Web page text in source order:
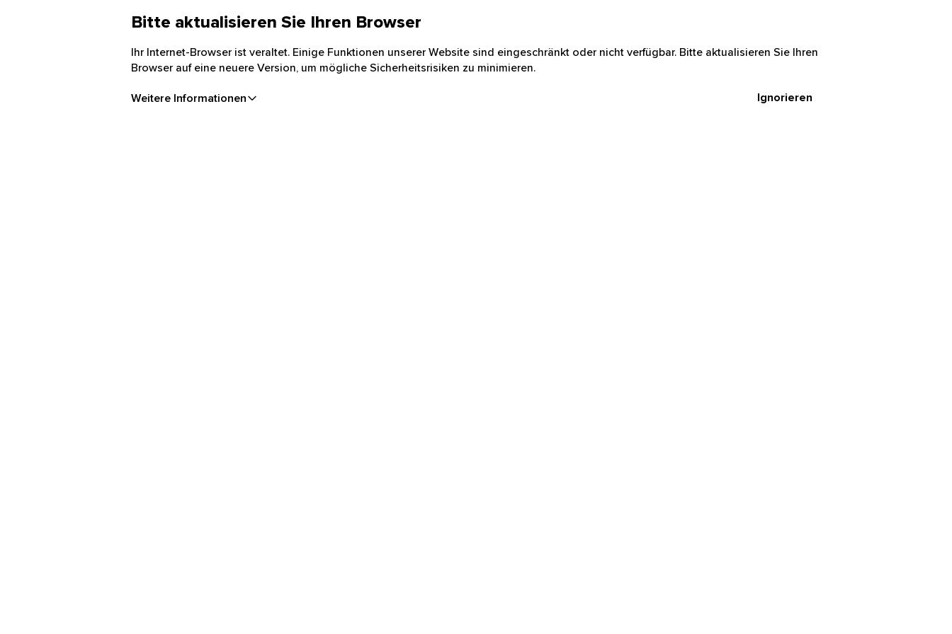
Bitte aktualisieren Sie Ihren Browser
Ihr Internet-Browser ist veraltet. Einige Funktionen unserer Website sind eingeschränkt oder nicht verfügbar. Bitte aktualisieren Sie Ihren
Browser auf eine neuere Version, um mögliche Sicherheitsrisiken zu minimieren.
Weitere Informationen Ignorieren